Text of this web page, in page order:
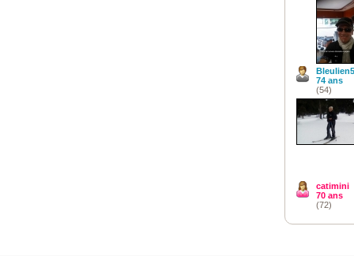
74 ans
(54)
catimini
70 ans
(72)